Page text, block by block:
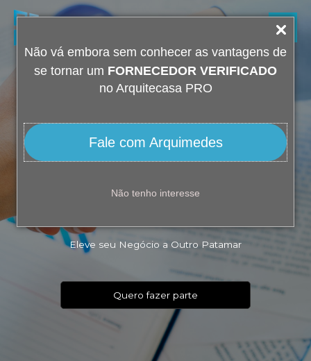
Não vá embora sem conhecer as vantagens de
se tornar um FORNECEDOR VERIFICADO
no Arquitecasa PRO
Fale com Arquimedes
Não tenho interesse
para
conteúdo
Fornecedor Verificado
Eleve seu Negócio a Outro Patamar
Quero fazer parte